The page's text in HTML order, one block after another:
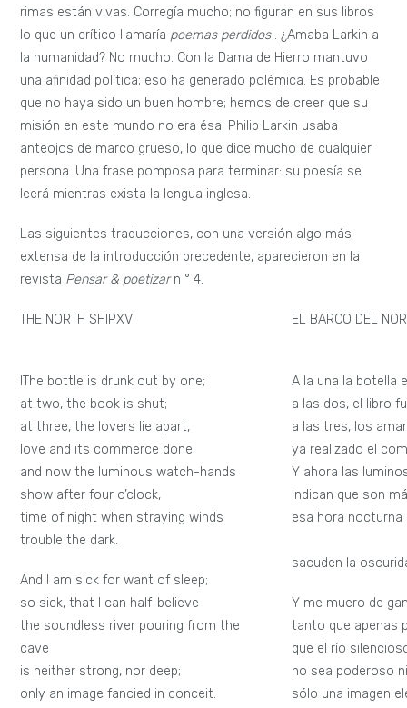
rimas están vivas. Corregía mucho; no figuran en sus libros
lo que un crítico llamaría poemas perdidos . ¿Amaba Larkin a
la humanidad? No mucho. Con la Dama de Hierro mantuvo
una afinidad política; eso ha generado polémica. Es probable
que no haya sido un buen hombre; hemos de creer que su
misión en este mundo no era ésa. Philip Larkin usaba
anteojos de marco grueso, lo que dice mucho de cualquier
persona. Una frase pomposa para terminar: su poesía se
leerá mientras exista la lengua inglesa.
Las siguientes traducciones, con una versión algo más
extensa de la introducción precedente, aparecieron en la
revista Pensar & poetizarn ° 4.
THE NORTH SHIPXV
IThe bottle is drunk out by one;
at two, the book is shut;
at three, the lovers lie apart,
love and its commerce done;
and now the luminous watch-hands
show after four o’clock,
time of night when straying winds
trouble the dark.
And I am sick for want of sleep;
so sick, that I can half-believe
the soundless river pouring from the
cave
is neither strong, nor deep;
only an image fancied in conceit.
EL BARCO DEL
A la una la botella
a las dos, el libro
a las tres, los
ya realizado el
Y ahora las
indican que son
esa hora
sacuden la
Y me muero de
tanto que apenas
que el río
no sea poderoso
sólo una imagen